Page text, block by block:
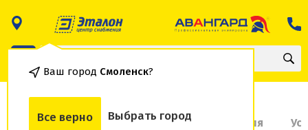
Ваш город Смоленск?
Все верно Выбрать город
О товаре Доставка и оплата Гарантия